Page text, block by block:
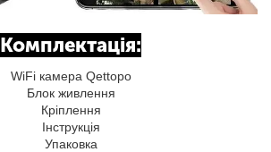
Комплектація:
WiFi камера Qettopo
Блок живлення
Кріплення
Інструкція
Упаковка